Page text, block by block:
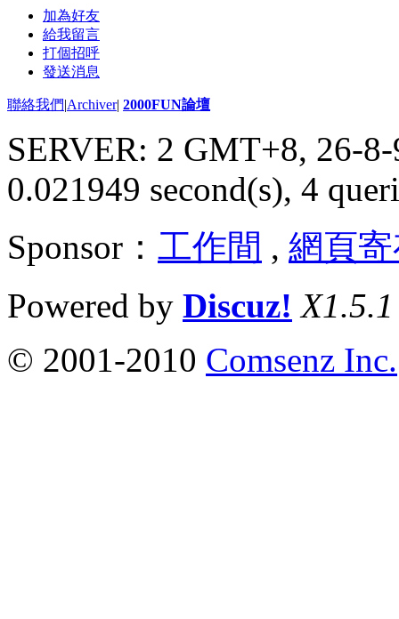
加為好友
給我留言
打個招呼
發送消息
聯絡我們|Archiver| 2000FUN論壇
SERVER: 2 GMT+8, 26-
0.021949 second(s), 4
Sponsor： 工作間 , 網頁
Powered by Discuz! X1.5.1
© 2001-2010 Comsenz Inc.